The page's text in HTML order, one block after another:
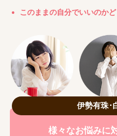
このままの自分でいいのか
伊勢有珠･
様々なお悩みに